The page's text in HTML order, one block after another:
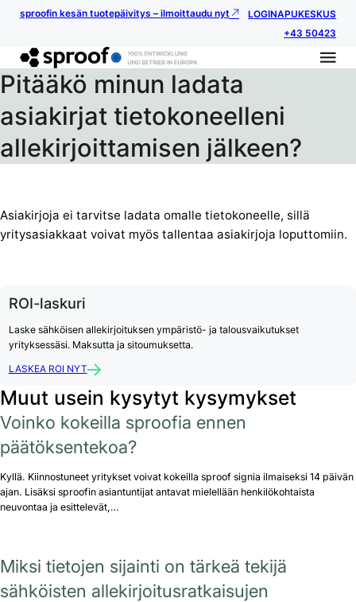
sproofin kesän tuotepäivitys – ilmoittaudu nyt LOGINAPUKESKUS
+43 50423
Pitääkö minun ladata
asiakirjat tietokoneelleni
allekirjoittamisen jälkeen?
Asiakirjoja ei tarvitse ladata omalle tietokoneelle, sillä
yritysasiakkaat voivat myös tallentaa asiakirjoja loputtomiin.
ROI-laskuri
Laske sähköisen allekirjoituksen ympäristö- ja talousvaikutukset
yrityksessäsi. Maksutta ja sitoumuksetta.
LASKEA ROI NYT
Muut usein kysytyt kysymykset
Voinko kokeilla sproofia ennen
päätöksentekoa?
Kyllä. Kiinnostuneet yritykset voivat kokeilla sproof signia ilmaiseksi 14 päivän
ajan. Lisäksi sproofin asiantuntijat antavat mielellään henkilökohtaista
neuvontaa ja esittelevät,…
Miksi tietojen sijainti on tärkeä tekijä
sähköisten allekirjoitusratkaisujen